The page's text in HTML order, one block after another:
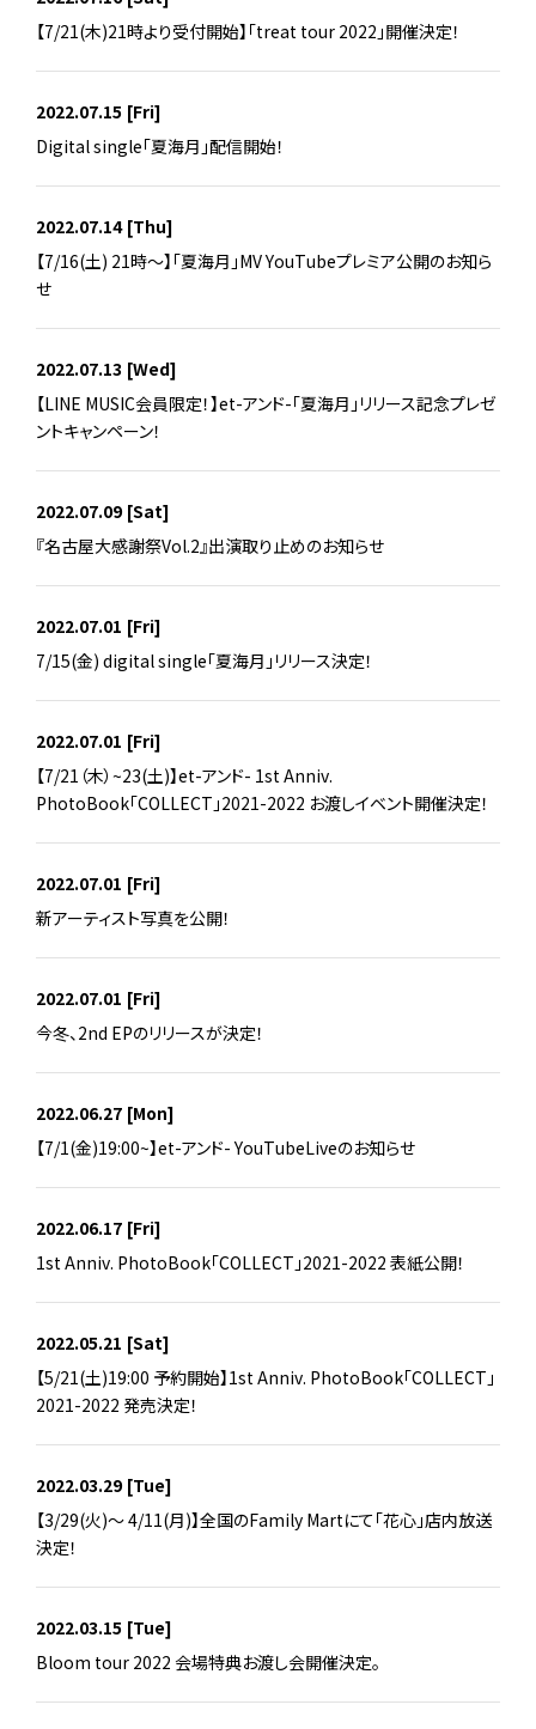
【7/21(木)21時より受付開始】「treat tour 2022」開催決定！
2022.07.15 [Fri]
Digital single「夏海月」配信開始！
2022.07.14 [Thu]
【7/16(土) 21時～】「夏海月」MV YouTubeプレミア公開のお知ら
せ
2022.07.13 [Wed]
【LINE MUSIC会員限定！】et-アンド-「夏海月」リリース記念プレゼ
ントキャンペーン！
2022.07.09 [Sat]
『名古屋大感謝祭Vol.2』出演取り止めのお知らせ
2022.07.01 [Fri]
7/15(金) digital single「夏海月」リリース決定！
2022.07.01 [Fri]
【7/21（木）~23(土)】et-アンド- 1st Anniv.
PhotoBook「COLLECT」2021-2022 お渡しイベント開催決定！
2022.07.01 [Fri]
新アーティスト写真を公開！
2022.07.01 [Fri]
今冬、2nd EPのリリースが決定！
2022.06.27 [Mon]
【7/1(金)19:00~】et-アンド- YouTubeLiveのお知らせ
2022.06.17 [Fri]
1st Anniv. PhotoBook「COLLECT」2021-2022 表紙公開！
2022.05.21 [Sat]
【5/21(土)19:00 予約開始】1st Anniv. PhotoBook「COLLECT」
2021-2022 発売決定！
2022.03.29 [Tue]
【3/29(火)～ 4/11(月)】全国のFamily Martにて「花心」店内放送
決定！
2022.03.15 [Tue]
Bloom tour 2022 会場特典お渡し会開催決定。